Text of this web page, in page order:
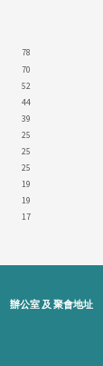
78
70
52
44
39
25
25
25
19
19
17
辦公室 及 聚會地址